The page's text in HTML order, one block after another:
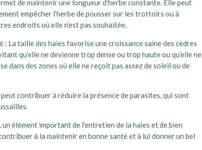
de maintenir une longueur d’herbe constante. Elle peut
empêcher l’herbe de pousser sur les trottoirs ou à
endroits où elle n’est pas souhaitée.
: La taille des haies favorise une croissance saine des cèdres
qu’elle ne devienne trop dense ou trop haute ou qu’elle ne
dans des zones où elle ne reçoit pas assez de soleil ou de
contribuer à réduire la présence de parasites, qui sont
élément important de l’entretien de la haies et de bien
à la maintenir en bonne santé et à lui donner un bel